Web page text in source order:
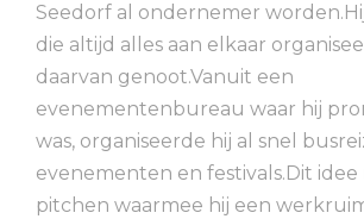
Seedorf al ondernemer
die altijd alles aan elkaar
daarvan genoot.Vanuit een
evenementenbureau waar hij
was, organiseerde hij al snel
evenementen en festivals.Dit
pitchen waarmee hij een